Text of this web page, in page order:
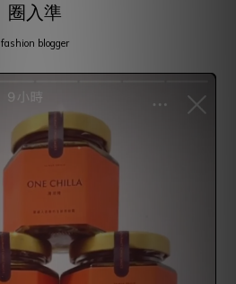
圈入準
fashion blogger